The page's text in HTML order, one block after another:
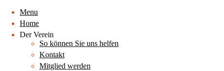
Menu
Home
Der Verein
So können Sie uns helfen
Kontakt
Mitglied werden